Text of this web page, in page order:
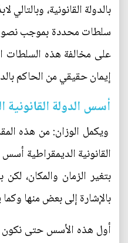
بالدولة القانونية،
سلطات محددة بموجب
على مخالفة هذه السلطات
إيمان حقيقي من الحاكم
أسس الدولة القانونية
ويكمل الوزان: من هذه
القانونية الديمقراطية
بتغير الزمان والمكان،
بالإشارة إلى بعض منها
أول هذه الأسس حتى نكون